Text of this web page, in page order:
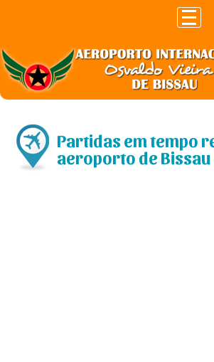
Partidas em tempo
aeroporto de Bissau